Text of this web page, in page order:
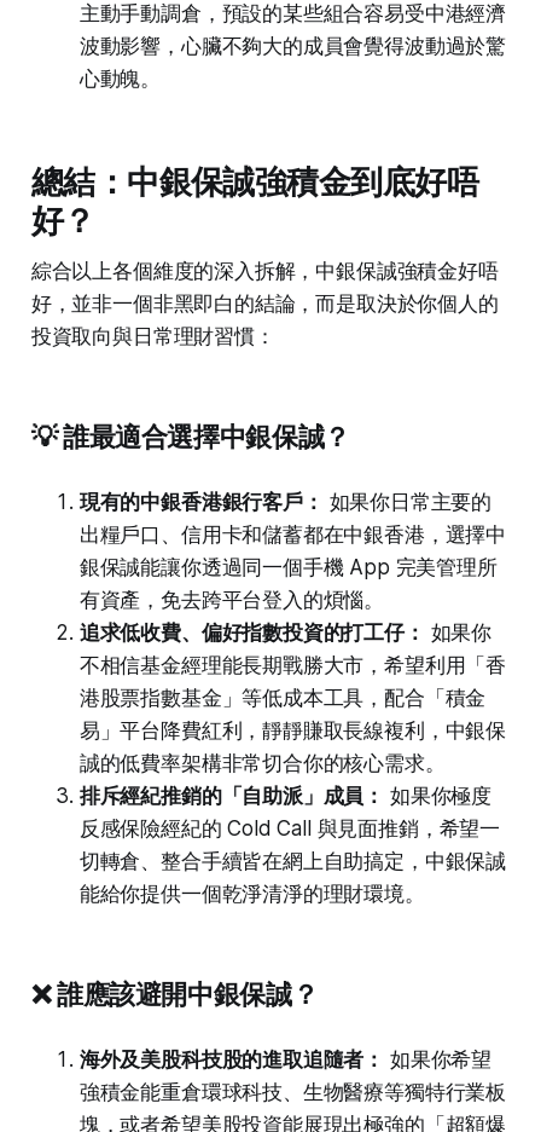
主動手動調倉，預設的某些組合容易受中港經濟
波動影響，心臟不夠大的成員會覺得波動過於驚
心動魄。
總結：中銀保誠強積金到底好唔
好？
綜合以上各個維度的深入拆解，中銀保誠強積金好唔
好，並非一個非黑即白的結論，而是取決於你個人的
投資取向與日常理財習慣：
💡 誰最適合選擇中銀保誠？
現有的中銀香港銀行客戶： 如果你日常主要的
出糧戶口、信用卡和儲蓄都在中銀香港，選擇中
銀保誠能讓你透過同一個手機 App 完美管理所
有資產，免去跨平台登入的煩惱。
追求低收費、偏好指數投資的打工仔： 如果你
不相信基金經理能長期戰勝大市，希望利用「香
港股票指數基金」等低成本工具，配合「積金
易」平台降費紅利，靜靜賺取長線複利，中銀保
誠的低費率架構非常切合你的核心需求。
排斥經紀推銷的「自助派」成員： 如果你極度
反感保險經紀的 Cold Call 與見面推銷，希望一
切轉倉、整合手續皆在網上自助搞定，中銀保誠
能給你提供一個乾淨清淨的理財環境。
❌ 誰應該避開中銀保誠？
海外及美股科技股的進取追隨者： 如果你希望
強積金能重倉環球科技、生物醫療等獨特行業板
塊，或者希望美股投資能展現出極強的「超額爆